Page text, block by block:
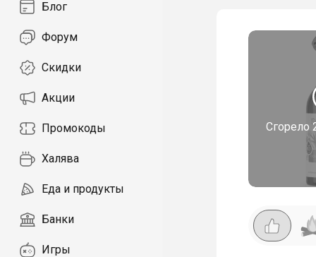
Блог
Форум
Скидки
Акции
Промокоды
Халява
Еда и продукты
Банки
Игры
Сгорело